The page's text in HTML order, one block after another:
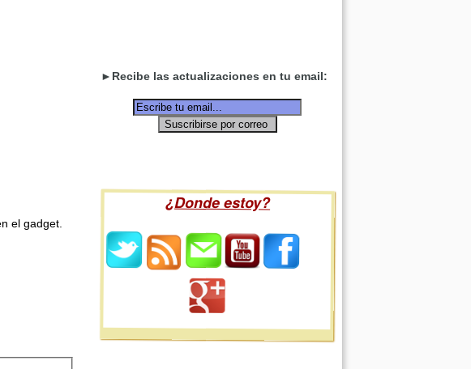
el gadget.
►Recibe las actualizaciones en tu email:
¿Donde estoy?